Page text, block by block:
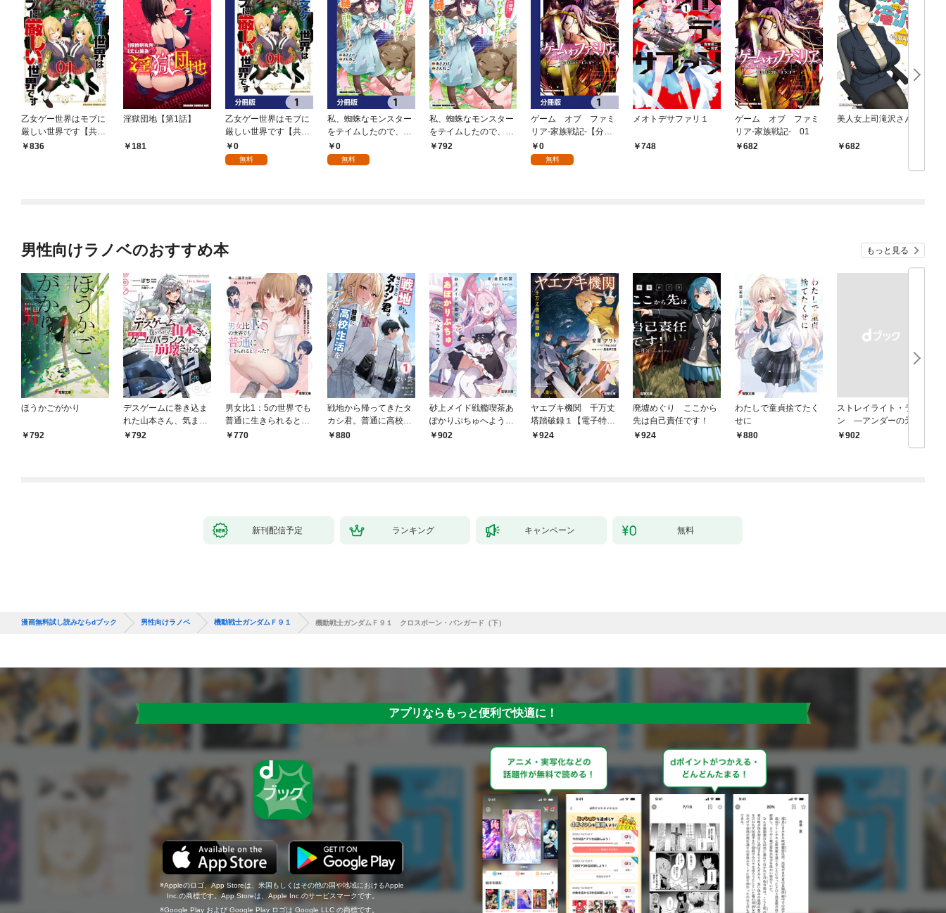
乙女ゲー世界はモブに
厳しい世界です【共和
国編】 ０１
836
淫獄団地【第1話】
181
乙女ゲー世界はモブに
厳しい世界です【共和
国編】【分冊版】 1
0
無料
私、蜘蛛なモンスター
をテイムしたので、ス
パイダーシルクで裁縫
を頑張ります！【分冊
0
無料
私、蜘蛛なモンスター
をテイムしたので、ス
パイダーシルクで裁縫
792
ゲーム オブ ファミ
リア-家族戦記-【分冊
版】 1
0
無料
メオトデサファリ１
748
ゲーム オブ ファミ
リア-家族戦記- 01
682
美人女上司滝沢さん
682
男性向けラノベのおすすめ本 もっと見る
ほうかごがかり
792
デスゲームに巻き込ま
れた山本さん、気まま
にゲームバランスを崩
792
男女比1：5の世界でも
普通に生きられると思
った？ ～激重感情な
770
戦地から帰ってきたタ
カシ君。普通に高校生
活を送りたい【電子版
880
砂上メイド戦艦喫茶あ
ぽかりぷちゅへようこ
そ902
ヤエブキ機関 千万丈
塔踏破録１【電子特別
版】924
廃墟めぐり ここから
先は自己責任です！
924
わたしで童貞捨てたく
せに
880
ストレイライト・ラ
ン ―アンダーの天使
と死に損ないの反逆者
￥902
新刊配信予定 ランキング キャンペーン 無料
漫画無料試し読みならdブック 男性向けラノベ 機動戦士ガンダムＦ９１ 機動戦士ガンダムＦ９１ クロスボーン・バンガード（下）
アプリならもっと便利で快適に！
Appleのロゴ、App Storeは、米国もしくはその他の国や地域におけるApple
Inc.の商標です。App Storeは、Apple Inc.のサービスマークです。
Google Play および Google Play ロゴは Google LLC の商標です。